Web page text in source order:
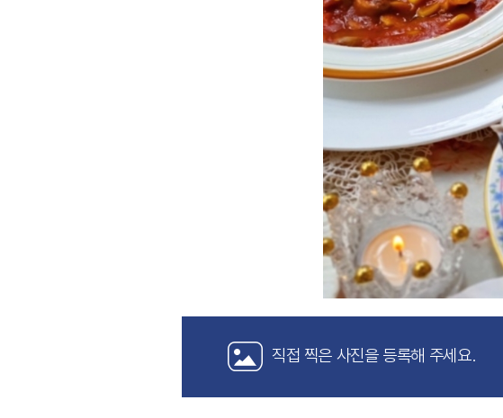
직접 찍은 사진을 등록해 주세요.